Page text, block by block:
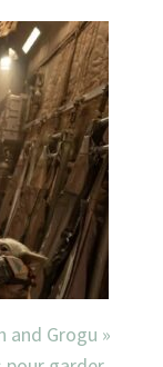
and Grogu »